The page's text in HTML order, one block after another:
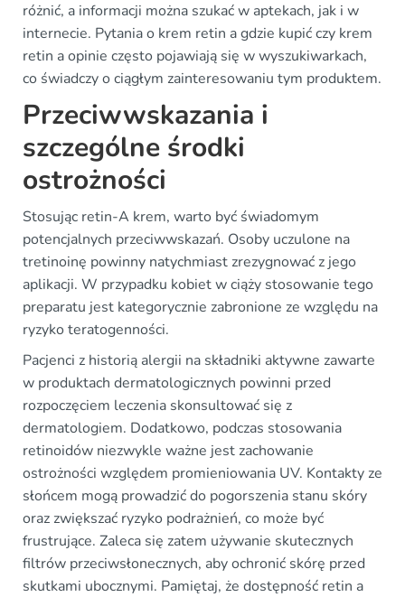
różnić, a informacji można szukać w aptekach, jak i w
internecie. Pytania o krem retin a gdzie kupić czy krem
retin a opinie często pojawiają się w wyszukiwarkach,
co świadczy o ciągłym zainteresowaniu tym produktem.
Przeciwwskazania i
szczególne środki
ostrożności
Stosując retin-A krem, warto być świadomym
potencjalnych przeciwwskazań. Osoby uczulone na
tretinoinę powinny natychmiast zrezygnować z jego
aplikacji. W przypadku kobiet w ciąży stosowanie tego
preparatu jest kategorycznie zabronione ze względu na
ryzyko teratogenności.
Pacjenci z historią alergii na składniki aktywne zawarte
w produktach dermatologicznych powinni przed
rozpoczęciem leczenia skonsultować się z
dermatologiem. Dodatkowo, podczas stosowania
retinoidów niezwykle ważne jest zachowanie
ostrożności względem promieniowania UV. Kontakty ze
słońcem mogą prowadzić do pogorszenia stanu skóry
oraz zwiększać ryzyko podrażnień, co może być
frustrujące. Zaleca się zatem używanie skutecznych
filtrów przeciwsłonecznych, aby ochronić skórę przed
skutkami ubocznymi. Pamiętaj, że dostępność retin a